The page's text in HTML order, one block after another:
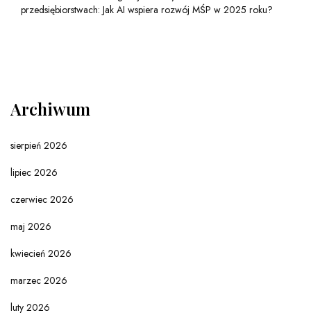
przedsiębiorstwach: Jak AI wspiera rozwój MŚP w 2025 roku?
Archiwum
sierpień 2026
lipiec 2026
czerwiec 2026
maj 2026
kwiecień 2026
marzec 2026
luty 2026